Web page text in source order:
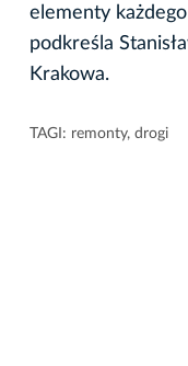
elementy
podkreśla
Krakowa.
TAGI: remonty, drogi